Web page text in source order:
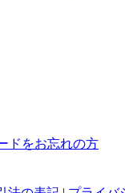
ドをお忘れの方